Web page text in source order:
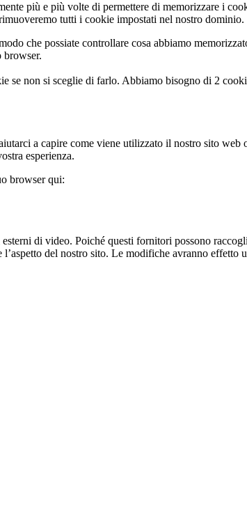
più e più volte di permettere di memorizzare i
tutti i cookie impostati nel nostro dominio.
che possiate controllare cosa abbiamo
se non si sceglie di farlo. Abbiamo bisogno di 2
a capire come viene utilizzato il nostro sito
esperienza.
browser qui:
di video. Poiché questi fornitori possono
del nostro sito. Le modifiche avranno effetto